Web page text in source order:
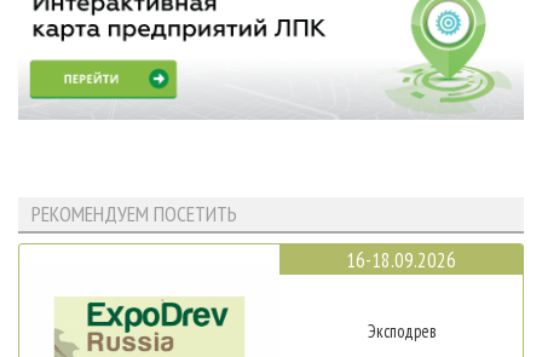
РЕКОМЕНДУЕМ ПОСЕТИТЬ
16-18.09.2026
Эксподрев